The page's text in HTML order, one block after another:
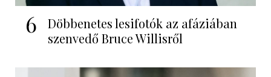
6
Döbbenetes lesifotók az afáziában
szenvedő Bruce Willisről